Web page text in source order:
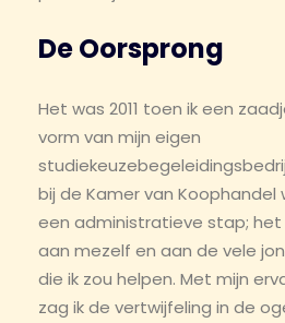
De Oorsprong
Het was 2011 toen ik een
vorm van mijn eigen
bij de Kamer van Koophandel
een administratieve stap;
aan mezelf en aan de vele
die ik zou helpen. Met mijn
zag ik de vertwijfeling in de